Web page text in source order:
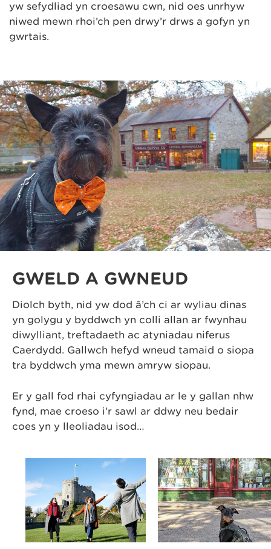
yw sefydliad yn croesawu cŵn, nid oes unrhyw
niwed mewn rhoi’ch pen drwy’r drws a gofyn yn
gwrtais.
GWELD A GWNEUD
Diolch byth, nid yw dod â’ch ci ar wyliau dinas
yn golygu y byddwch yn colli allan ar fwynhau
diwylliant, treftadaeth ac atyniadau niferus
Caerdydd. Gallwch hefyd wneud tamaid o siopa
tra byddwch yma mewn amryw siopau.
Er y gall fod rhai cyfyngiadau ar le y gallan nhw
fynd, mae croeso i’r sawl ar ddwy neu bedair
coes yn y lleoliadau isod…